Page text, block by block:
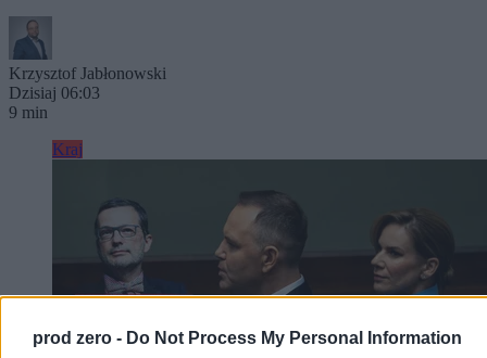
prod zero - Do Not Process My Personal Information
Krzysztof Jabłonowski
Dzisiaj 06:03
9 min
Kraj